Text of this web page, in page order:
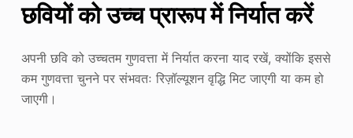
छवियों को उच्च प्रारूप में निर्यात करें
अपनी छवि को उच्चतम गुणवत्ता में निर्यात करना याद रखें, क्योंकि इससे
कम गुणवत्ता चुनने पर संभवतः रिज़ॉल्यूशन वृद्धि मिट जाएगी या कम हो
जाएगी।